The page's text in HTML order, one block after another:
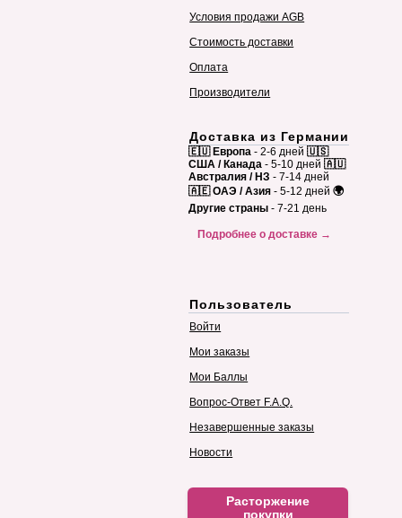
Условия продажи AGB
Стоимость доставки
Оплата
Производители
Доставка из Германии
🇪🇺 Европа - 2-6 дней 🇺🇸
США / Канада - 5-10 дней 🇦🇺
Австралия / НЗ - 7-14 дней
🇦🇪 ОАЭ / Азия - 5-12 дней 🌍
Другие страны - 7-21 день
Подробнее о доставке →
Пользователь
Войти
Мои заказы
Мои Баллы
Вопрос-Ответ F.A.Q.
Незавершенные заказы
Новости
Расторжение
покупки